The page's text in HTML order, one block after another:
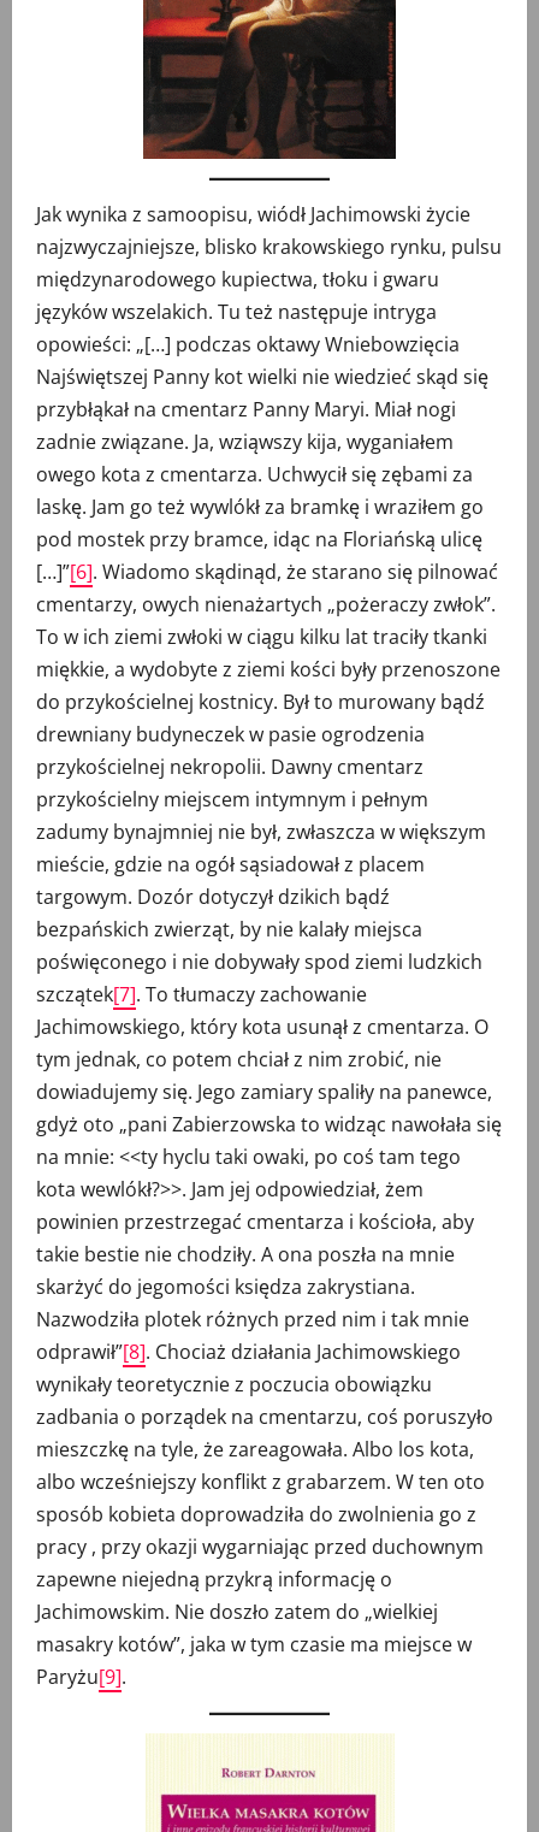
Jak wynika z samoopisu, wiódł Jachimowski życie
najzwyczajniejsze, blisko krakowskiego rynku, pulsu
międzynarodowego kupiectwa, tłoku i gwaru
języków wszelakich. Tu też następuje intryga
opowieści: „[…] podczas oktawy Wniebowzięcia
Najświętszej Panny kot wielki nie wiedzieć skąd się
przybłąkał na cmentarz Panny Maryi. Miał nogi
zadnie związane. Ja, wziąwszy kija, wyganiałem
owego kota z cmentarza. Uchwycił się zębami za
laskę. Jam go też wywlókł za bramkę i wraziłem go
pod mostek przy bramce, idąc na Floriańską ulicę
[…]”[6]. Wiadomo skądinąd, że starano się pilnować
cmentarzy, owych nienażartych „pożeraczy zwłok”.
To w ich ziemi zwłoki w ciągu kilku lat traciły tkanki
miękkie, a wydobyte z ziemi kości były przenoszone
do przykościelnej kostnicy. Był to murowany bądź
drewniany budyneczek w pasie ogrodzenia
przykościelnej nekropolii. Dawny cmentarz
przykościelny miejscem intymnym i pełnym
zadumy bynajmniej nie był, zwłaszcza w większym
mieście, gdzie na ogół sąsiadował z placem
targowym. Dozór dotyczył dzikich bądź
bezpańskich zwierząt, by nie kalały miejsca
poświęconego i nie dobywały spod ziemi ludzkich
szczątek[7]. To tłumaczy zachowanie
Jachimowskiego, który kota usunął z cmentarza. O
tym jednak, co potem chciał z nim zrobić, nie
dowiadujemy się. Jego zamiary spaliły na panewce,
gdyż oto „pani Zabierzowska to widząc nawołała się
na mnie: <<ty hyclu taki owaki, po coś tam tego
kota wewlókł?>>. Jam jej odpowiedział, żem
powinien przestrzegać cmentarza i kościoła, aby
takie bestie nie chodziły. A ona poszła na mnie
skarżyć do jegomości księdza zakrystiana.
Nazwodziła plotek różnych przed nim i tak mnie
odprawił”[8]. Chociaż działania Jachimowskiego
wynikały teoretycznie z poczucia obowiązku
zadbania o porządek na cmentarzu, coś poruszyło
mieszczkę na tyle, że zareagowała. Albo los kota,
albo wcześniejszy konflikt z grabarzem. W ten oto
sposób kobieta doprowadziła do zwolnienia go z
pracy , przy okazji wygarniając przed duchownym
zapewne niejedną przykrą informację o
Jachimowskim. Nie doszło zatem do „wielkiej
masakry kotów”, jaka w tym czasie ma miejsce w
Paryżu[9].